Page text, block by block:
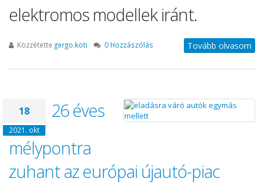
elektromos modellek iránt.
Közzétette gergo.koti 0 Hozzászólás Tovább olvasom
18
2021. okt
26 éves
mélypontra
zuhant az európai újautó-piac